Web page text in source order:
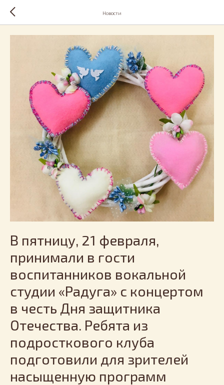
Новости
В пятницу, 21 февраля,
принимали в гости
воспитанников вокальной
студии «Радуга» с концертом
в честь Дня защитника
Отечества. Ребята из
подросткового клуба
подготовили для зрителей
насыщенную программ